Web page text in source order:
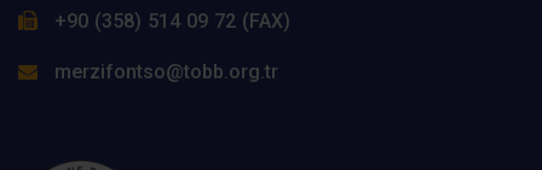
+90 (358) 514 09 72 (FAX)
merzifontso@tobb.org.tr